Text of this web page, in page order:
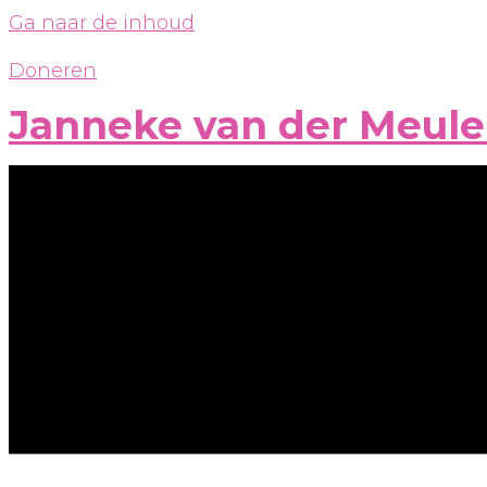
Ga naar de inhoud
Doneren
Janneke van der